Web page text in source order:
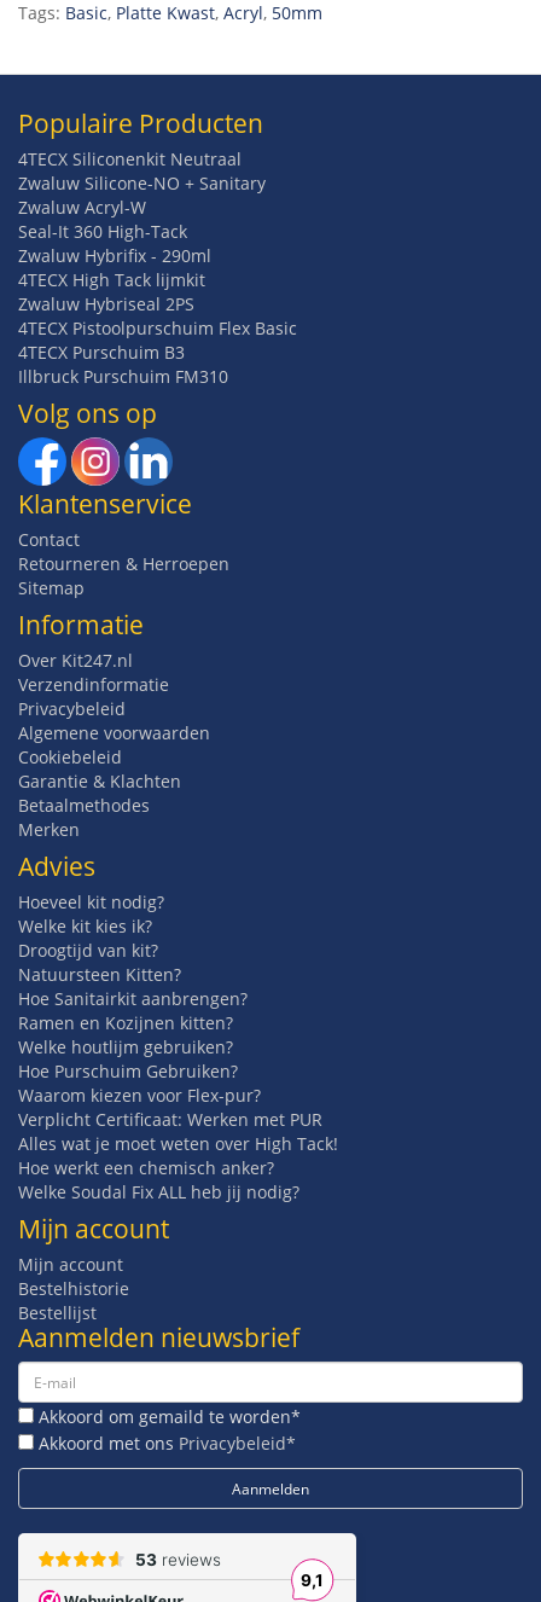
Tags: Basic, Platte Kwast, Acryl, 50mm
Populaire Producten
4TECX Siliconenkit Neutraal
Zwaluw Silicone-NO + Sanitary
Zwaluw Acryl-W
Seal-It 360 High-Tack
Zwaluw Hybrifix - 290ml
4TECX High Tack lijmkit
Zwaluw Hybriseal 2PS
4TECX Pistoolpurschuim Flex Basic
4TECX Purschuim B3
Illbruck Purschuim FM310
Volg ons op
Klantenservice
Contact
Retourneren & Herroepen
Sitemap
Informatie
Over Kit247.nl
Verzendinformatie
Privacybeleid
Algemene voorwaarden
Cookiebeleid
Garantie & Klachten
Betaalmethodes
Merken
Advies
Hoeveel kit nodig?
Welke kit kies ik?
Droogtijd van kit?
Natuursteen Kitten?
Hoe Sanitairkit aanbrengen?
Ramen en Kozijnen kitten?
Welke houtlijm gebruiken?
Hoe Purschuim Gebruiken?
Waarom kiezen voor Flex-pur?
Verplicht Certificaat: Werken met PUR
Alles wat je moet weten over High Tack!
Hoe werkt een chemisch anker?
Welke Soudal Fix ALL heb jij nodig?
Mijn account
Mijn account
Bestelhistorie
Bestellijst
Aanmelden nieuwsbrief
Akkoord om gemaild te worden*
Akkoord met ons Privacybeleid*